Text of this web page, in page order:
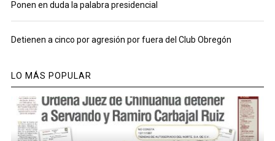
Ponen en duda la palabra presidencial
Detienen a cinco por agresión por fuera del Club Obregón
LO MÁS POPULAR